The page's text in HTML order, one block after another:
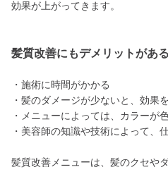
効果が上がってきます。
髪質改善にもデメリットがあ
・施術に時間がかかる
・髪のダメージが少ないと、効果
・メニューによっては、カラーが
・美容師の知識や技術によって、
髪質改善メニューは、髪のクセや